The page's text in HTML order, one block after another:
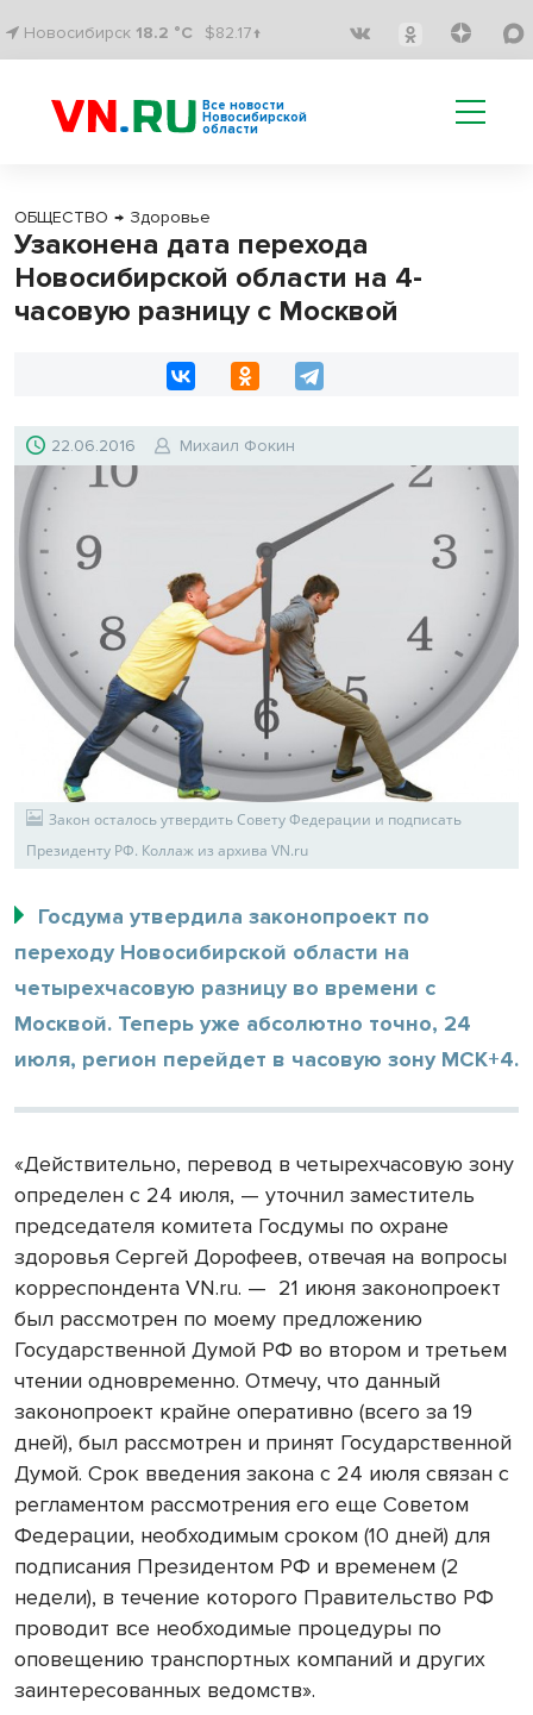
Новосибирск 18.2 °C $82.17↑
Все новости
Новосибирской
области
ОБЩЕСТВО → Здоровье
Узаконена дата перехода
Новосибирской области на 4-
часовую разницу с Москвой
22.06.2016 Михаил Фокин
Закон осталось утвердить Совету Федерации и подписать
Президенту РФ. Коллаж из архива VN.ru
Госдума утвердила законопроект по
переходу Новосибирской области на
четырехчасовую разницу во времени с
Москвой. Теперь уже абсолютно точно, 24
июля, регион перейдет в часовую зону МСК+4.
«Действительно, перевод в четырехчасовую зону
определен с 24 июля, — уточнил заместитель
председателя комитета Госдумы по охране
здоровья Сергей Дорофеев, отвечая на вопросы
корреспондента VN.ru. — 21 июня законопроект
был рассмотрен по моему предложению
Государственной Думой РФ во втором и третьем
чтении одновременно. Отмечу, что данный
законопроект крайне оперативно (всего за 19
дней), был рассмотрен и принят Государственной
Думой. Срок введения закона с 24 июля связан с
регламентом рассмотрения его еще Советом
Федерации, необходимым сроком (10 дней) для
подписания Президентом РФ и временем (2
недели), в течение которого Правительство РФ
проводит все необходимые процедуры по
оповещению транспортных компаний и других
заинтересованных ведомств».